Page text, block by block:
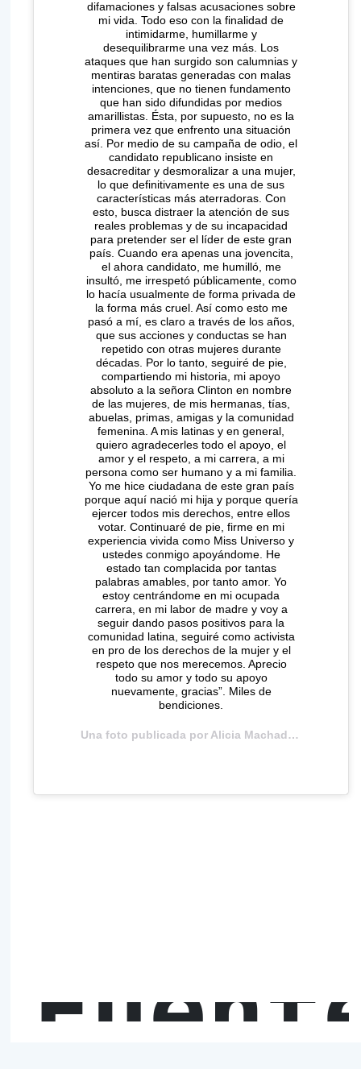
difamaciones y falsas acusaciones sobre
mi vida. Todo eso con la finalidad de
intimidarme, humillarme y
desequilibrarme una vez más. Los
ataques que han surgido son calumnias y
mentiras baratas generadas con malas
intenciones, que no tienen fundamento
que han sido difundidas por medios
amarillistas. Ésta, por supuesto, no es la
primera vez que enfrento una situación
así. Por medio de su campaña de odio, el
candidato republicano insiste en
desacreditar y desmoralizar a una mujer,
lo que definitivamente es una de sus
características más aterradoras. Con
esto, busca distraer la atención de sus
reales problemas y de su incapacidad
para pretender ser el líder de este gran
país. Cuando era apenas una jovencita,
el ahora candidato, me humilló, me
insultó, me irrespetó públicamente, como
lo hacía usualmente de forma privada de
la forma más cruel. Así como esto me
pasó a mí, es claro a través de los años,
que sus acciones y conductas se han
repetido con otras mujeres durante
décadas. Por lo tanto, seguiré de pie,
compartiendo mi historia, mi apoyo
absoluto a la señora Clinton en nombre
de las mujeres, de mis hermanas, tías,
abuelas, primas, amigas y la comunidad
femenina. A mis latinas y en general,
quiero agradecerles todo el apoyo, el
amor y el respeto, a mi carrera, a mi
persona como ser humano y a mi familia.
Yo me hice ciudadana de este gran país
porque aquí nació mi hija y porque quería
ejercer todos mis derechos, entre ellos
votar. Continuaré de pie, firme en mi
experiencia vivida como Miss Universo y
ustedes conmigo apoyándome. He
estado tan complacida por tantas
palabras amables, por tanto amor. Yo
estoy centrándome en mi ocupada
carrera, en mi labor de madre y voy a
seguir dando pasos positivos para la
comunidad latina, seguiré como activista
en pro de los derechos de la mujer y el
respeto que nos merecemos. Aprecio
todo su amor y todo su apoyo
nuevamente, gracias”. Miles de
bendiciones.
Una foto publicada por Alicia Machado (@machadooficial) el